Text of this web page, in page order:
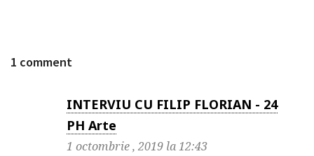
1 comment
INTERVIU CU FILIP FLORIAN - 24
PH Arte
1 octombrie , 2019 la 12:43